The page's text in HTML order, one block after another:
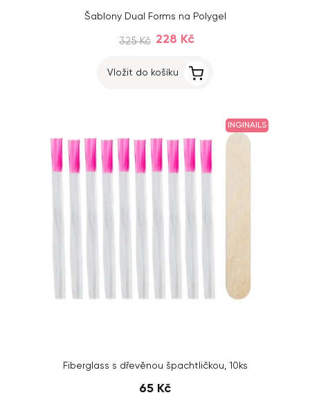
Šablony Dual Forms na Polygel
325 Kč 228 Kč
Vložit do košíku
INGINAILS
Fiberglass s dřevěnou špachtličkou, 10ks
65 Kč